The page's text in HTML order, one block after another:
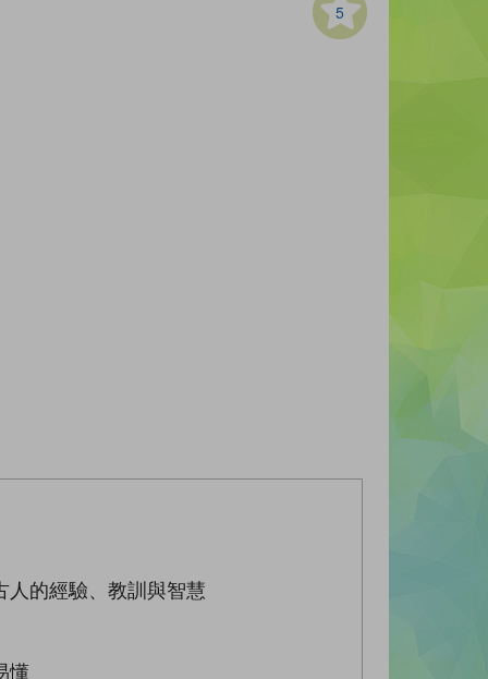
5
人的經驗、教訓與智慧
懂